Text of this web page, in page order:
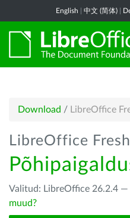
English 中文 (简体)
Download / LibreOffice
LibreOffice Fresh
Valitud: LibreOffice 26.2.4 —
muud?